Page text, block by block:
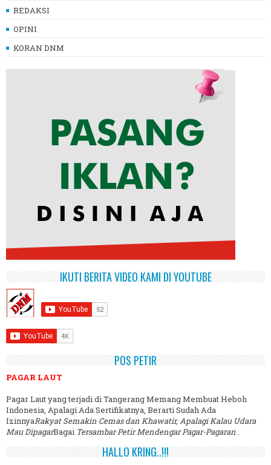
REDAKSI
OPINI
KORAN DNM
IKUTI BERITA VIDEO KAMI DI YOUTUBE
POS PETIR
PAGAR LAUT
Pagar Laut yang terjadi di Tangerang Memang Membuat Heboh
Indonesia, Apalagi Ada Sertifikatnya, Berarti Sudah Ada
IzinnyaRakyat Semakin Cemas dan Khawatir, Apalagi Kalau Udara
Mau DipagarBagai Tersambar Petir Mendengar Pagar-Pagaran.
HALLO KRING..!!!